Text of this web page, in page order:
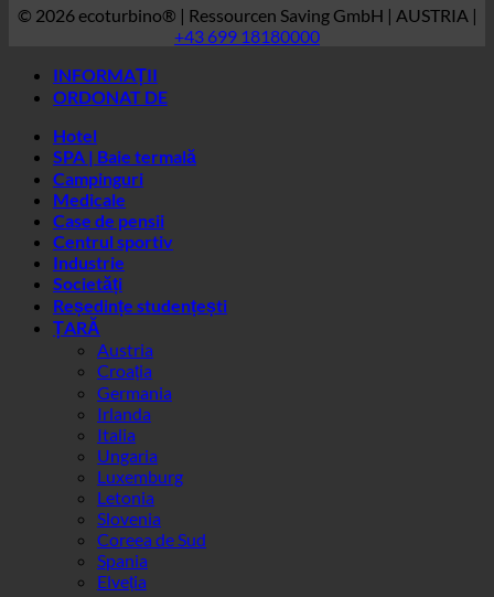
SPA | Baie termală
Case de pensii
Centrul sportiv
Societăți
Reședințe studențești
ȚARĂ
Austria
Croația
Germania
Irlanda
Italia
Ungaria
Luxemburg
Letonia
Slovenia
Coreea de Sud
Spania
Elveția
Emiratele Arabe Unite